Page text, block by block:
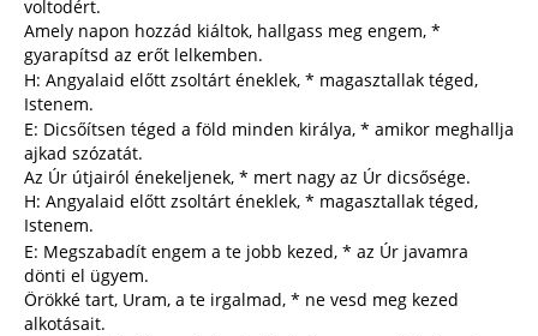
voltodért.
Amely napon hozzád kiáltok, hallgass meg engem, *
gyarapítsd az erőt lelkemben.
H: Angyalaid előtt zsoltárt éneklek, * magasztallak téged,
Istenem.
E: Dicsőítsen téged a föld minden királya, * amikor meghallja
ajkad szózatát.
Az Úr útjairól énekeljenek, * mert nagy az Úr dicsősége.
H: Angyalaid előtt zsoltárt éneklek, * magasztallak téged,
Istenem.
E: Megszabadít engem a te jobb kezed, * az Úr javamra
dönti el ügyem.
Örökké tart, Uram, a te irgalmad, * ne vesd meg kezed
alkotásait.